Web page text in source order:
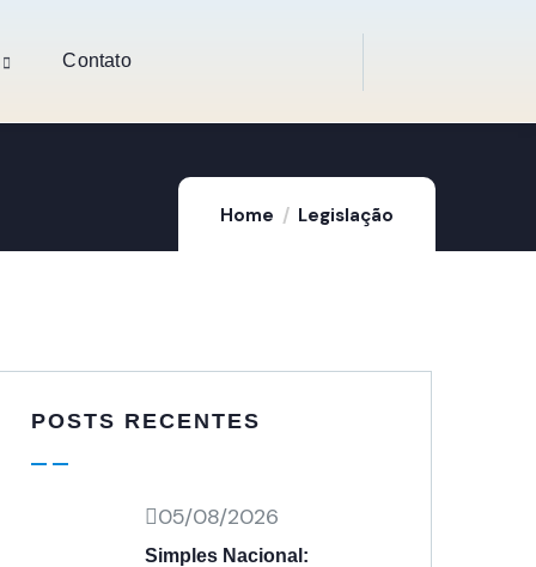
Contato
Home Legislação
POSTS RECENTES
05/08/2026
Simples Nacional: